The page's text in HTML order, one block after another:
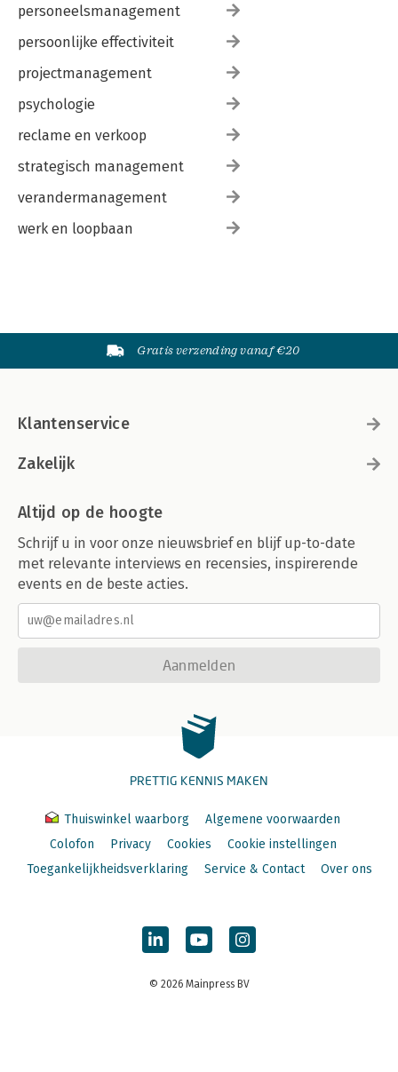
personeelsmanagement
persoonlijke effectiviteit
projectmanagement
psychologie
reclame en verkoop
strategisch management
verandermanagement
werk en loopbaan
Gratis verzending vanaf €20
Klantenservice
Zakelijk
Altijd op de hoogte
Schrijf u in voor onze nieuwsbrief en blijf up-to-date
met relevante interviews en recensies, inspirerende
events en de beste acties.
Aanmelden
PRETTIG KENNIS MAKEN
Thuiswinkel waarborg
Algemene voorwaarden
Colofon
Privacy Cookies
Cookie instellingen
Toegankelijkheidsverklaring
Service & Contact Over ons
© 2026 Mainpress BV